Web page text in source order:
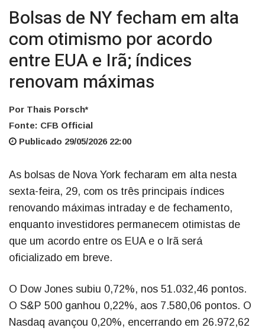
Bolsas de NY fecham em alta
com otimismo por acordo
entre EUA e Irã; índices
renovam máximas
Por Thais Porsch*
Fonte: CFB Official
Publicado 29/05/2026 22:00
As bolsas de Nova York fecharam em alta nesta
sexta-feira, 29, com os três principais índices
renovando máximas intraday e de fechamento,
enquanto investidores permanecem otimistas de
que um acordo entre os EUA e o Irã será
oficializado em breve.
O Dow Jones subiu 0,72%, nos 51.032,46 pontos.
O S&P 500 ganhou 0,22%, aos 7.580,06 pontos. O
Nasdaq avançou 0,20%, encerrando em 26.972,62